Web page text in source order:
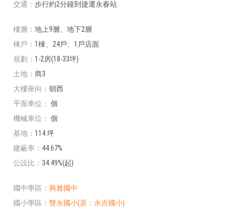
交通
步行約2分鐘到捷運永春站
樓層
地上9層、地下2層
棟戶
1棟、24戶、1戶店面
規劃
1-2房(18-33坪)
土地
商3
大樓座向
朝西
平面車位
個
機械車位
個
基地
114 坪
建蔽率
44.67%
公設比
34.49%(起)
國中學區
興雅國中
國小學區
雙永國小(原：永吉國小)